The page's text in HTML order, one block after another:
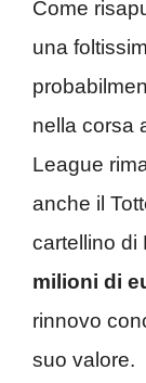
Come
una
nella corsa
League
anche il
cartellino di
milioni di
rinnovo
suo valore.